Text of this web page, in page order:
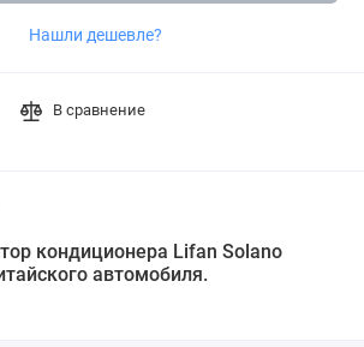
Нашли дешевле?
В сравнение
кондиционера Lifan Solano
автомобиля.